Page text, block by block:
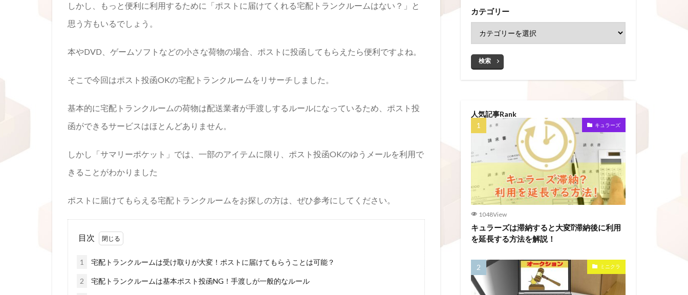
しかし、もっと便利に利用するために「ポストに届けてくれる宅配トランクルームはない？」と
思う方もいるでしょう。
本やDVD、ゲームソフトなどの小さな荷物の場合、ポストに投函してもらえたら便利ですよね。
そこで今回はポスト投函OKの宅配トランクルームをリサーチしました。
基本的に宅配トランクルームの荷物は配送業者が手渡しするルールになっているため、ポスト投
函ができるサービスはほとんどありません。
しかし「サマリーポケット」では、一部のアイテムに限り、ポスト投函OKのゆうメールを利用で
きることがわかりました
ポストに届けてもらえる宅配トランクルームをお探しの方は、ぜひ参考にしてください。
目次
1 宅配トランクルームは受け取りが大変！ポストに届けてもらうことは可能？
2 宅配トランクルームは基本ポスト投函NG！手渡しが一般的なルール
カテゴリー
検索
人気記事Rank
キュラーズ
1048View
キュラーズは滞納すると大変⁉滞納後に利用
を延長する方法を解説！
ミニクラ